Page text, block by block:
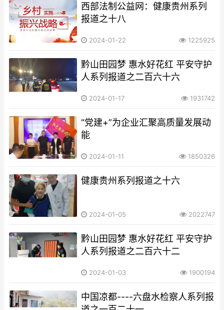
西部法制公益网：健康贵州系列
报道之十八
2024-01-22 1225925
黔山田园梦 惠水好花红 平安守护
人系列报道之二百六十六
2024-01-17 1931742
“党建+”为企业汇聚高质量发展动
能
2024-01-11 1850326
健康贵州系列报道之十六
2024-01-05 2022747
黔山田园梦 惠水好花红 平安守护
人系列报道之二百六十二
2024-01-03 1900194
中国凉都----六盘水检察人系列报